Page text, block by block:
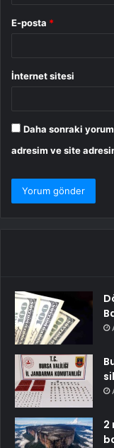
E-posta *
İnternet sitesi
Daha sonraki
adresim ve site
2